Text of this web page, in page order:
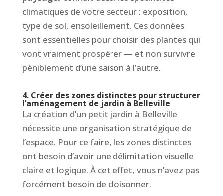
climatiques de votre secteur : exposition,
type de sol, ensoleillement. Ces données
sont essentielles pour choisir des plantes qui
vont vraiment prospérer — et non survivre
péniblement d’une saison à l’autre.
4. Créer des zones distinctes pour structurer
l’aménagement de jardin à Belleville
La création d’un petit jardin à Belleville
nécessite une organisation stratégique de
l’espace. Pour ce faire, les zones distinctes
ont besoin d’avoir une délimitation visuelle
claire et logique. À cet effet, vous n’avez pas
forcément besoin de cloisonner.